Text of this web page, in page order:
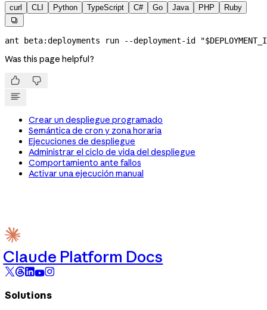
curl CLI Python TypeScript C# Go Java PHP Ruby

ant beta:deployments run --deployment-id "
Was this page helpful?
 
Crear un despliegue programado
Semántica de cron y zona horaria
Ejecuciones de despliegue
Administrar el ciclo de vida del despliegue
Comportamiento ante fallos
Activar una ejecución manual
Claude Platform Docs
Solutions